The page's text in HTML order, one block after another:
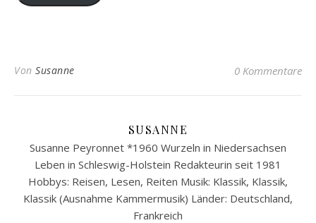
Von Susanne 0 Kommentare
SUSANNE
Susanne Peyronnet *1960 Wurzeln in Niedersachsen
Leben in Schleswig-Holstein Redakteurin seit 1981
Hobbys: Reisen, Lesen, Reiten Musik: Klassik, Klassik,
Klassik (Ausnahme Kammermusik) Länder: Deutschland,
Frankreich